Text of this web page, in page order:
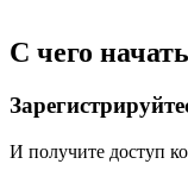
С чего
И получите доступ